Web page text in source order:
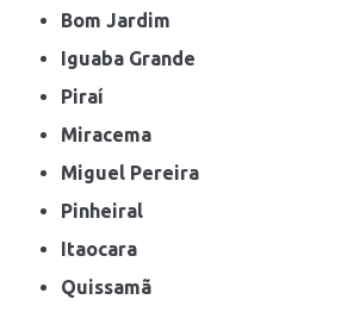
Bom Jardim
Iguaba Grande
Piraí
Miracema
Miguel Pereira
Pinheiral
Itaocara
Quissamã